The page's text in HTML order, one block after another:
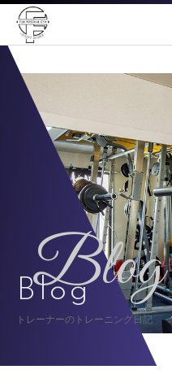
Blog
Blog
トレーナーのトレーニング日記